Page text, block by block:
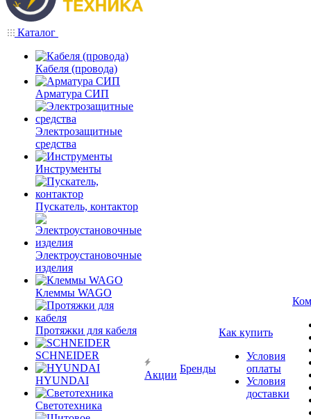
Каталог
Кабеля (провода)
Арматура СИП
Электрозащитные
средства
Инструменты
Пускатель, контактор
Электроустановочные
изделия
Клеммы WAGO
Протяжки для кабеля
SCHNEIDER
HYUNDAI
Светотехника
Акции
Бренды
Как купить
Условия
оплаты
Условия
доставки